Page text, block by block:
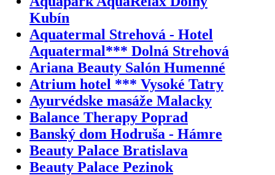
Kubín
Aquatermal Strehová - Hotel
Aquatermal*** Dolná Strehová
Ariana Beauty Salón Humenné
Atrium hotel *** Vysoké Tatry
Ayurvédske masáže Malacky
Balance Therapy Poprad
Banský dom Hodruša - Hámre
Beauty Palace Bratislava
Beauty Palace Pezinok